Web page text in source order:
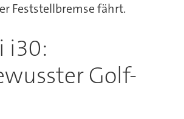
Feststellbremse fährt.
i30:
Golf-